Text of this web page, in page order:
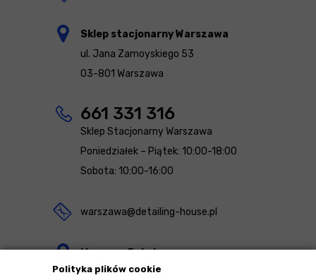
Polityka plików cookie
Sklep stacjonarny Warszawa
ul. Jana Zamoyskiego 53
03-801 Warszawa
661 331 316
Sklep Stacjonarny Warszawa
Poniedziałek – Piątek: 10:00-18:00
Sobota: 10:00-16:00
warszawa@detailing-house.pl
Magazyn Rekcin
Nomos Sp. z o.o. sp.k.